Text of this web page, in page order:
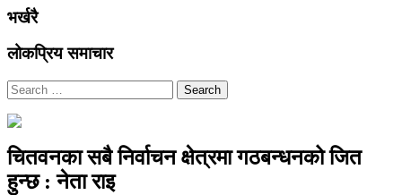
भर्खरै
लोकप्रिय समाचार
Search
चितवनका सबै निर्वाचन क्षेत्रमा गठबन्धनको जित
हुन्छ : नेता राइ